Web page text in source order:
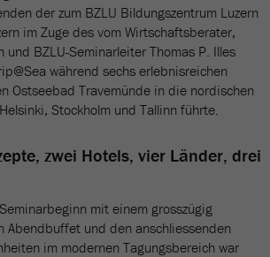
der zum BZLU Bildungszentrum Luzern
im Zuge des vom Wirtschaftsberater,
BZLU-Seminarleiter Thomas P. Illes
während sechs erlebnisreichen
Ostseebad Travemünde in die nordischen
Stockholm und Tallinn führte.
zwei Hotels, vier Länder, drei
mit einem grosszügig
Abendbuffet und den anschliessenden
im modernen Tagungsbereich war